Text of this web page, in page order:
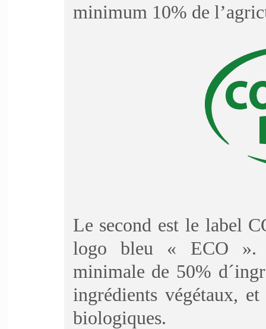
minimum 10% de
Le second est le label
logo bleu « ECO ».
minimale de 50%
ingrédients végétaux,
biologiques.